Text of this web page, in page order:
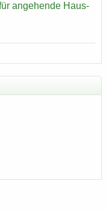
an­ge­hen­de Haus­